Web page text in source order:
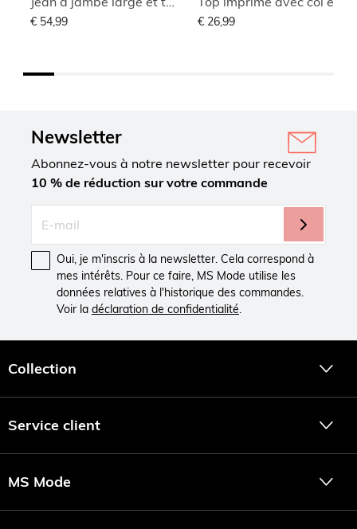
€ 54,99 € 26,99
Newsletter
Abonnez-vous à notre newsletter pour recevoir
10 % de réduction sur votre commande
Oui, je m'inscris à la newsletter. Cela correspond à
mes intérêts. Pour ce faire, MS Mode utilise les
données relatives à l'historique des commandes.
Voir la déclaration de confidentialité.
Collection
Service client
MS Mode